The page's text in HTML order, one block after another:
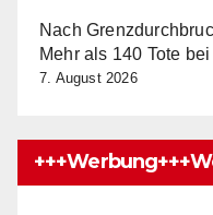
Nach
Mehr als 140 Tote
7. August 2026